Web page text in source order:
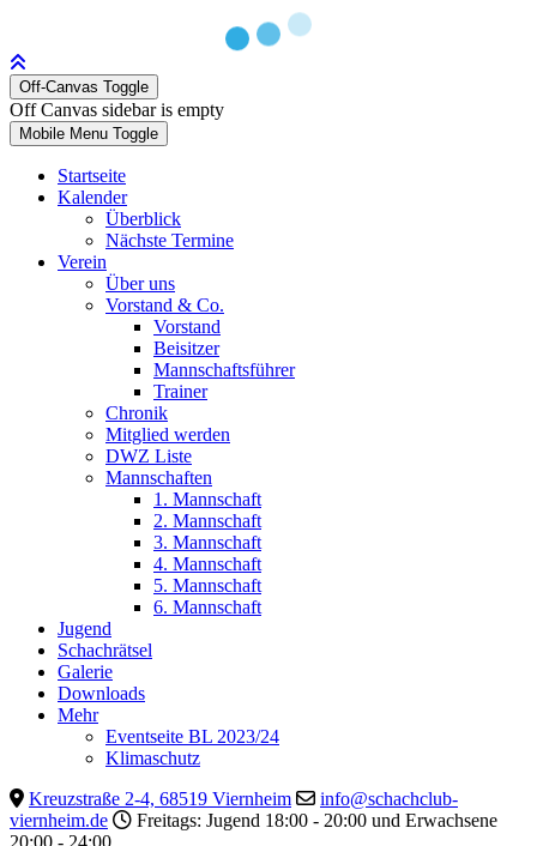
Off-Canvas Toggle
Off Canvas sidebar is empty
Mobile Menu Toggle
Startseite
Kalender
Überblick
Nächste Termine
Verein
Über uns
Vorstand & Co.
Vorstand
Beisitzer
Mannschaftsführer
Trainer
Chronik
Mitglied werden
DWZ Liste
Mannschaften
1. Mannschaft
2. Mannschaft
3. Mannschaft
4. Mannschaft
5. Mannschaft
6. Mannschaft
Jugend
Schachrätsel
Galerie
Downloads
Mehr
Eventseite BL 2023/24
Klimaschutz
Kreuzstraße 2-4, 68519 Viernheim
info@schachclub-
viernheim.de
Freitags: Jugend 18:00 - 20:00 und Erwachsene
20:00 - 24:00